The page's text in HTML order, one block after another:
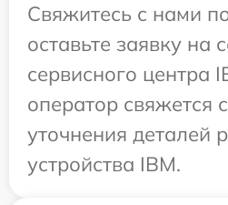
Свяжитесь с нами
оставьте заявку на
сервисного центра
оператор свяжется
уточнения деталей
устройства IBM.